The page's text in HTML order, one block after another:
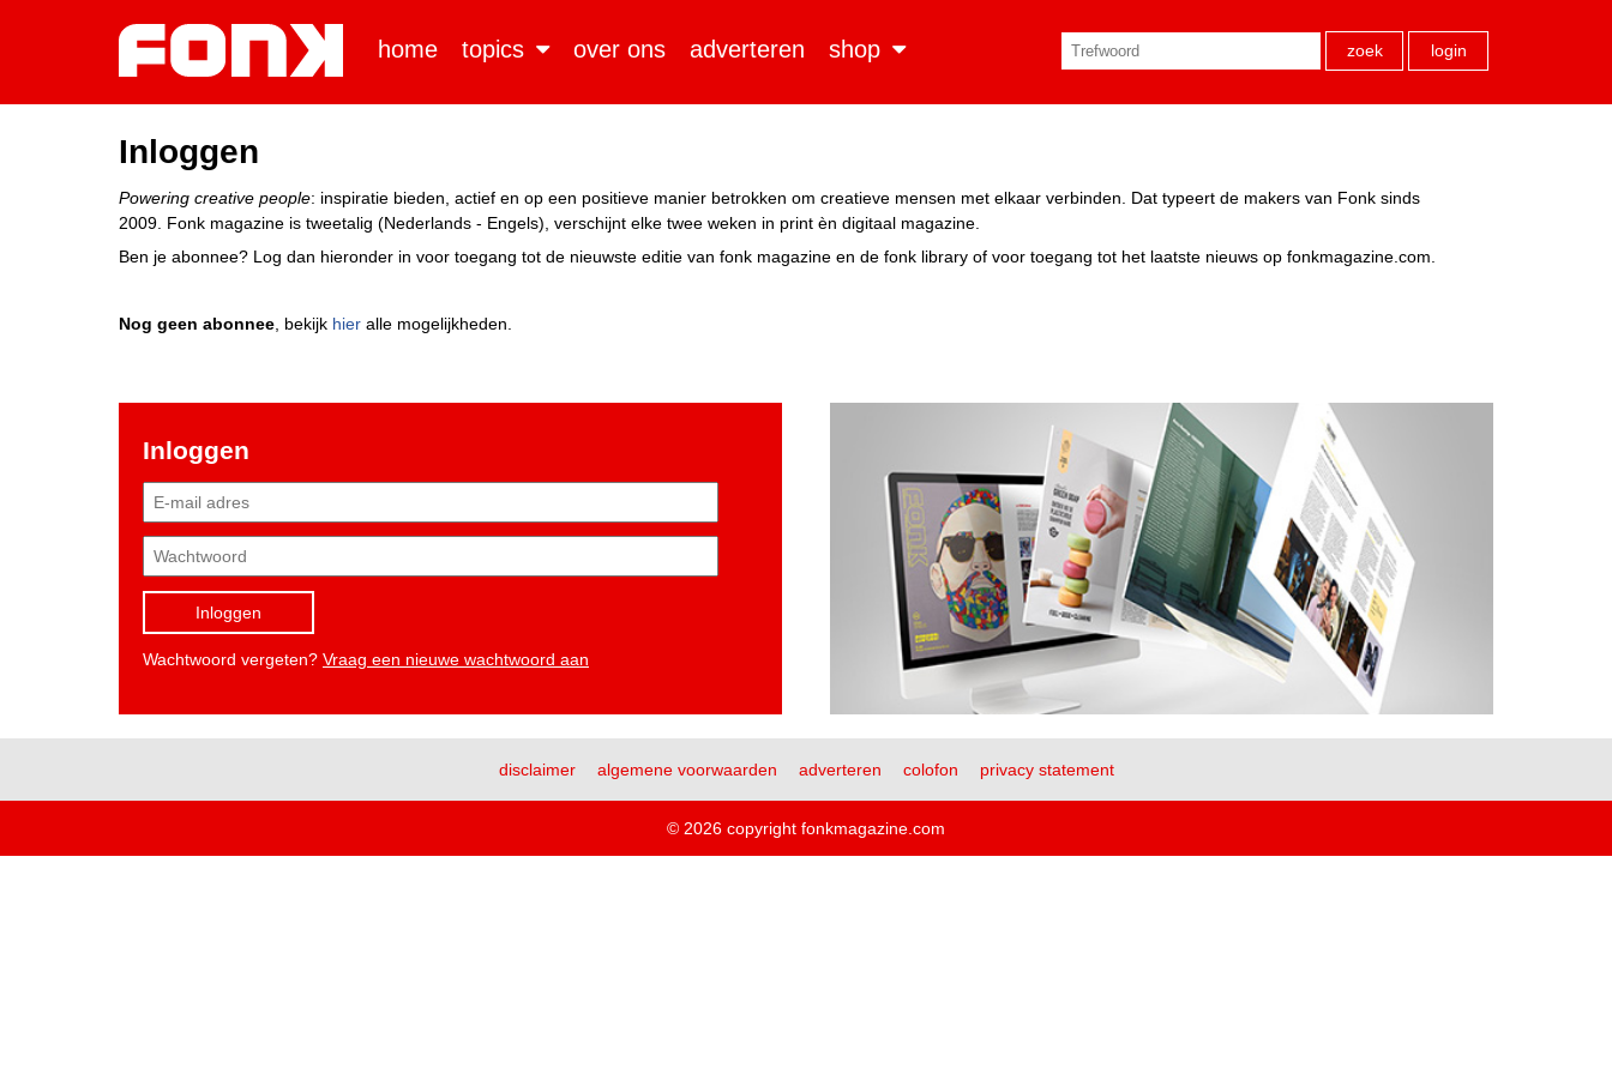
home topics over ons adverteren shop zoek login
Inloggen
Powering creative people: inspiratie bieden, actief en op een positieve manier betrokken om creatieve mensen met elkaar verbinden. Dat typeert de makers van Fonk sinds
2009. Fonk magazine is tweetalig (Nederlands - Engels), verschijnt elke twee weken in print èn digitaal magazine.
Ben je abonnee? Log dan hieronder in voor toegang tot de nieuwste editie van fonk magazine en de fonk library of voor toegang tot het laatste nieuws op fonkmagazine.com.
Nog geen abonnee , bekijk hier alle mogelijkheden.
Inloggen
Inloggen
Wachtwoord vergeten? Vraag een nieuwe wachtwoord aan
disclaimer algemene voorwaarden adverteren colofon privacy statement
© 2026 copyright fonkmagazine.com